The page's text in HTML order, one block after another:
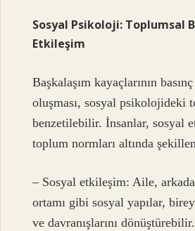
Sosyal Psikoloji: Toplumsal
Etkileşim
Başkalaşım kayaçlarının
oluşması, sosyal psikolojideki
benzetilebilir. İnsanlar, sosyal
toplum normları altında
– Sosyal etkileşim: Aile,
ortamı gibi sosyal yapılar,
ve davranışlarını dönüştürebilir.